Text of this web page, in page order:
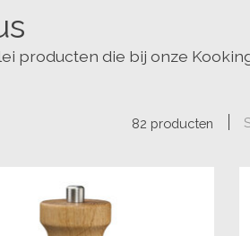
producten die bij onze
82 producten